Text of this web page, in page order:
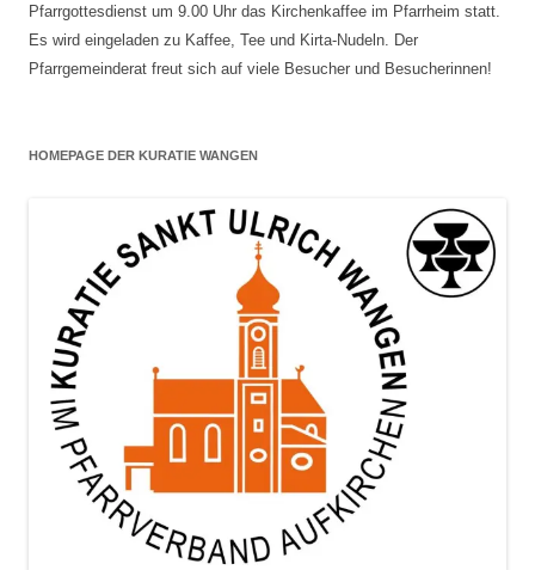
Pfarrgottesdienst um 9.00 Uhr das Kirchenkaffee im Pfarrheim statt.
Es wird eingeladen zu Kaffee, Tee und Kirta-Nudeln. Der
Pfarrgemeinderat freut sich auf viele Besucher und Besucherinnen!
HOMEPAGE DER KURATIE WANGEN